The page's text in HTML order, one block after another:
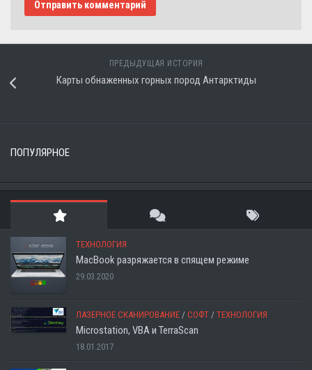
ПРЕДЫДУЩАЯ ИСТОРИЯ
Карты обнаженных горных пород Антарктиды
ПОПУЛЯРНОЕ
ТЕХНОЛОГИЯ
MacBook разряжается в спящем режиме
29.03.2020
ЛАЗЕРНОЕ СКАНИРОВАНИЕ / СОФТ / ТЕХНОЛОГИЯ
Microstation, VBA и TerraScan
18.01.2017